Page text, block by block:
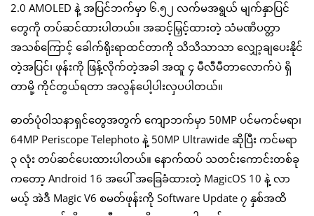
2.0 AMOLED နဲ့ အပြင်ဘက်မှာ ၆.၅၂ လက်မအရွယ် မျက်နှာပြင်
တွေကို တပ်ဆင်ထားပါတယ်။ အဆင့်မြှင့်ထားတဲ့ သံမဏိပတ္တာ
အသစ်ကြောင့် ခေါက်ရိုးရာထင်တာကို သိသိသာသာ လျှော့ချပေးနိုင်
တဲ့အပြင်၊ ဖုန်းကို ဖြန့်လိုက်တဲ့အခါ အထူ ၄ မီလီမီတာလောက်ပဲ ရှိ
တာမို့ ကိုင်တွယ်ရတာ အလွန်ပေါ့ပါးလှပပါတယ်။
ဓာတ်ပုံဝါသနာရှင်တွေအတွက် ကျောဘက်မှာ 50MP ပင်မကင်မရာ၊
64MP Periscope Telephoto နဲ့ 50MP Ultrawide ဆိုပြီး ကင်မရာ
၃ လုံး တပ်ဆင်ပေးထားပါတယ်။ နောက်ထပ် သတင်းကောင်းတစ်ခု
ကတော့ Android 16 အပေါ် အခြေခံထားတဲ့ MagicOS 10 နဲ့ လာ
မယ့် အဲဒီ Magic V6 စမတ်ဖုန်းကို Software Update ၇ နှစ်အထိ